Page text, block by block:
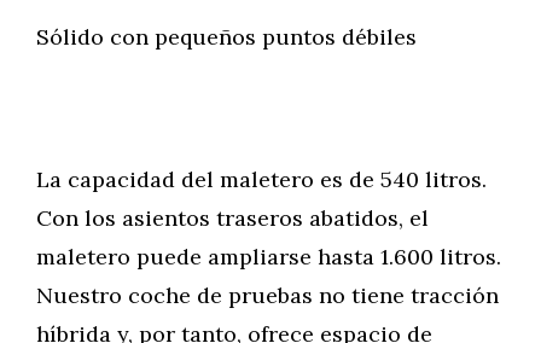
Sólido con pequeños puntos débiles
La capacidad del maletero es de 540 litros.
Con los asientos traseros abatidos, el
maletero puede ampliarse hasta 1.600 litros.
Nuestro coche de pruebas no tiene tracción
híbrida y, por tanto, ofrece espacio de